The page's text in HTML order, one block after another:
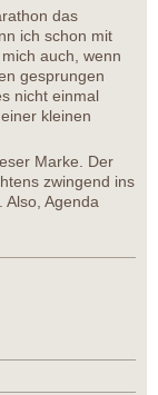
das
ich schon mit
auch, wenn
gesprungen
nicht einmal
kleinen
Marke. Der
zwingend ins
Agenda